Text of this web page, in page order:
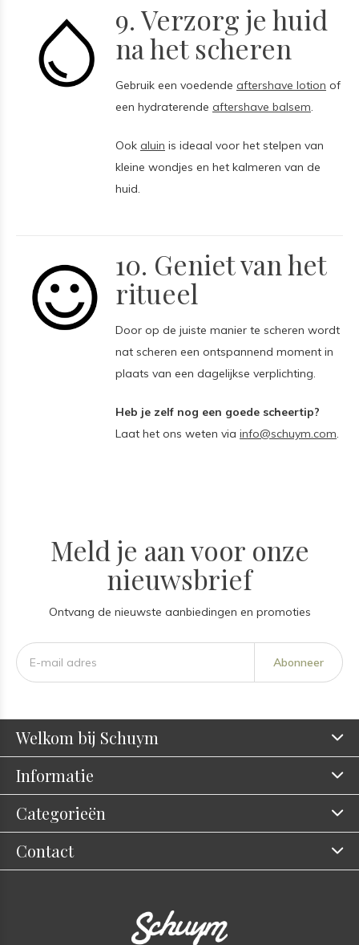
9. Verzorg je huid
na het scheren
Gebruik een voedende aftershave lotion of
een hydraterende aftershave balsem.
Ook aluin is ideaal voor het stelpen van
kleine wondjes en het kalmeren van de
huid.
10. Geniet van het
ritueel
Door op de juiste manier te scheren wordt
nat scheren een ontspannend moment in
plaats van een dagelijkse verplichting.
Heb je zelf nog een goede scheertip?
Laat het ons weten via info@schuym.com.
Meld je aan voor onze
nieuwsbrief
Ontvang de nieuwste aanbiedingen en promoties
Abonneer
Welkom bij Schuym
Informatie
Categorieën
Contact